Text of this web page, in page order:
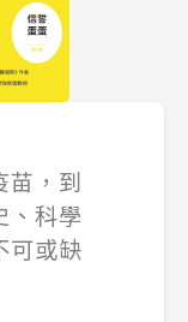
苗，到
、科學
可或缺